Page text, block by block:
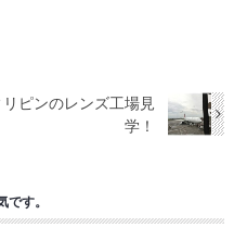
ピンのレンズ工場見
学！
す。